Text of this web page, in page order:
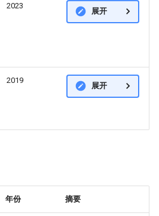
2023
展开
2019
展开
年份 摘要